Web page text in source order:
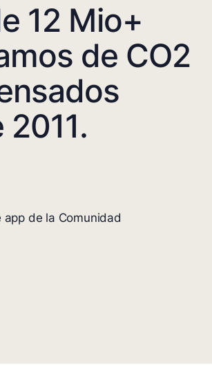
12 Mio+
de CO2
app de la Comunidad